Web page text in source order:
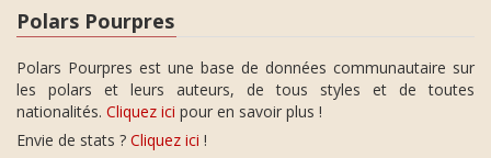
Polars Pourpres
Polars Pourpres est une base de données communautaire sur
les polars et leurs auteurs, de tous styles et de toutes
nationalités. Cliquez ici pour en savoir plus !
Envie de stats ? Cliquez ici !